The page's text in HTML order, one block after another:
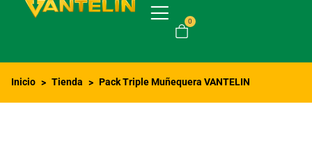
0
Inicio > Tienda > Pack Triple Muñequera VANTELIN